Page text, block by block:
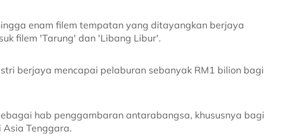
enam filem tempatan yang ditayangkan berjaya
filem 'Tarung' dan 'Libang Libur'.
berjaya mencapai pelaburan sebanyak RM1 bilion bagi
hab penggambaran antarabangsa, khususnya bagi
Tenggara.